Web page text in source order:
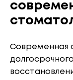
Современная